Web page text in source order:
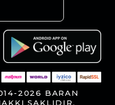
2026 BARAN
SAKLIDIR.